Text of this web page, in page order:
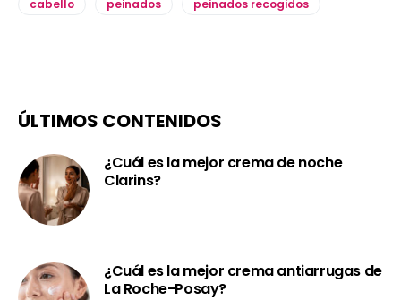
cabello peinados peinados recogidos
ÚLTIMOS CONTENIDOS
¿Cuál es la mejor crema de noche
Clarins?
¿Cuál es la mejor crema antiarrugas de
La Roche-Posay?